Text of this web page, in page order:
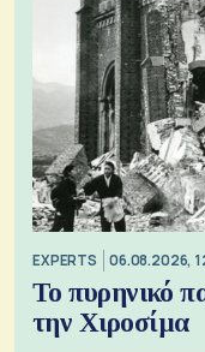
EXPERTS 06.08.2026,
Το πυρηνικό
την Χιροσίμα